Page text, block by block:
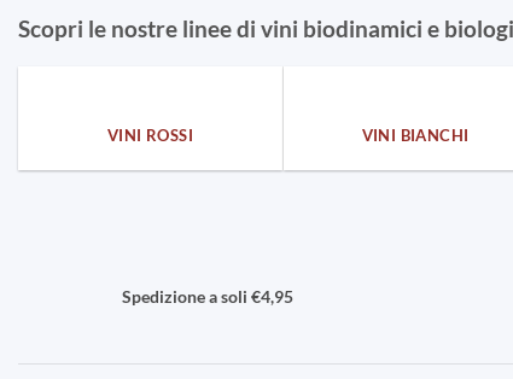
Scopri le nostre linee di vini biodinamici e
VINI ROSSI VINI BIANCHI
Spedizione a soli €4,95